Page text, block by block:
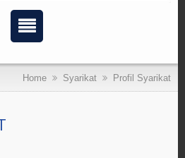
Home Syarikat Profil Syarikat